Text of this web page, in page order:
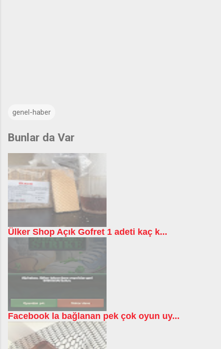
genel-haber
Bunlar da Var
Ülker Shop Açık Gofret 1 adeti kaç k...
Facebook la bağlanan pek çok oyun uy...